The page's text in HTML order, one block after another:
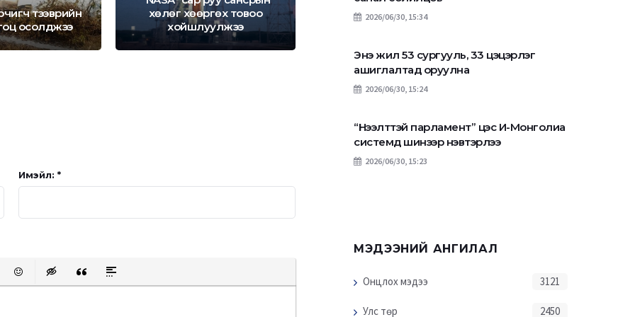
тээврийн
осолджээ
хөлөг хөөргөх товоо
хойшлуулжээ
бөмбөгдөгч нисэх онгоц"-
ны нууц задрав
Имэйл: *
protected link
EmoticonsInsert hidden text
Insert QuoteInsert spoiler
2026/06/30, 15:34
Энэ жил 53 сургууль, 33 цэцэрлэг
ашиглалтад оруулна
2026/06/30, 15:24
“Нээлттэй парламент” цэс И-Монголиа
системд шинээр нэвтэрлээ
2026/06/30, 15:23
МЭДЭЭНИЙ АНГИЛАЛ
Онцлох мэдээ 3121
Улс төр 2450